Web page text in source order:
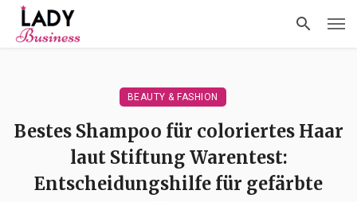
BEAUTY & FASHION
Bestes Shampoo für coloriertes Haar
laut Stiftung Warentest:
Entscheidungshilfe für gefärbte